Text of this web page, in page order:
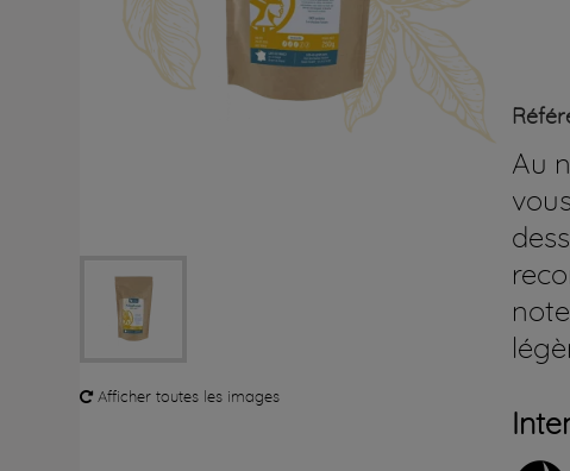
Afficher toutes les images
Au